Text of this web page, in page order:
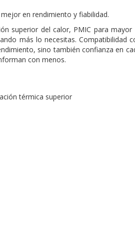
en rendimiento y fiabilidad.
superior del calor, PMIC para mayor
más lo necesitas. Compatibilidad
sino también confianza en
con menos.
térmica superior